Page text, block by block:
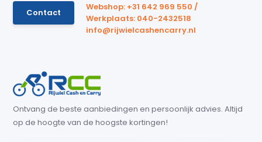
Contact
Webshop: +31 642 969 550 /
Werkplaats: 040-2432518
info@rijwielcashencarry.nl
Ontvang de beste aanbiedingen en persoonlijk advies. Altijd
op de hoogte van de hoogste kortingen!